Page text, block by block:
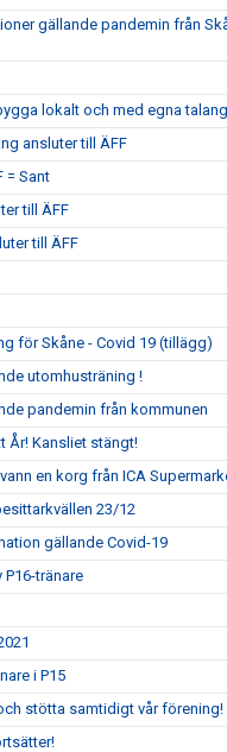
gällande pandemin från
lokalt och med egna
ansluter till ÄFF
= Sant
till ÄFF
till ÄFF
för Skåne - Covid 19 (tillägg)
utomhusträning !
pandemin från kommunen
År! Kansliet stängt!
en korg från ICA
23/12
gällande Covid-19
P16-tränare
i P15
stötta samtidigt vår förening!